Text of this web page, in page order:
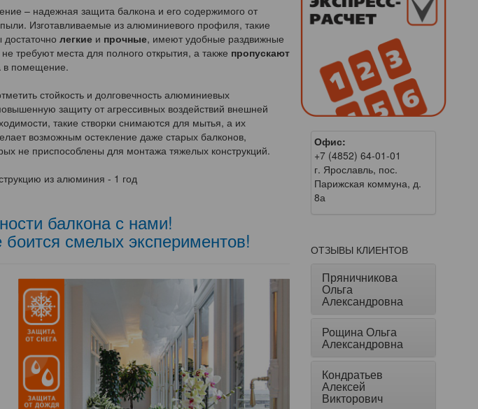
– надежная защита балкона и его содержимого от
Изготавливаемые из алюминиевого профиля, такие
легкиеи прочные, имеют удобные раздвижные
требуют места для полного открытия, а также пропускают
в помещение.
стойкость и долговечность алюминиевых
защиту от агрессивных воздействий внешней
такие створки снимаются для мытья, а их
возможным остекление даже старых балконов,
не приспособлены для монтажа тяжелых конструкций.
из алюминия - 1 год
балкона с нами!
смелых экспериментов!
Офис:
+7 (4852) 64-01-01
г. Ярославль, пос.
Парижская коммуна, д.
8а
ОТЗЫВЫ КЛИЕНТОВ
Пряничникова
Ольга
Александровна
Рощина Ольга
Александровна
Кондратьев
Алексей
Викторович